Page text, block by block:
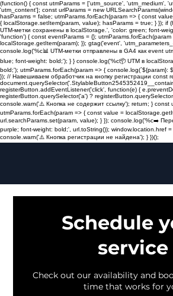
(function() { const utmParams = ['utm_source', 'utm_medium',
'utm_content']; const urlParams = new
hasParams = false; utmParams.forEach(param => { const
{ localStorage.setItem(param, value); hasParams = true; } }); if
UTM-метки сохранены в localStorage.', 'color: green; font-
'function') { const eventParams = {};
localStorage.getItem(param); }); gtag('event',
console.log('%c📊 UTM-метки отправлены в GA4 как event
blue; font-weight: bold;'); } } console.log('%c📦 UTM в
bold;'); utmParams.forEach(param => { console.log(`${param}:
}); // Навешиваем обработчик на кнопку регистрации const
registerButton.addEventListener('click', function(e) {
registerButton.querySelector('a') ?
console.warn('⚠️ Кнопка не содержит ссылку'); return; } const
utmParams.forEach(param => { const value =
url.searchParams.set(param, value); } }); console.log('%c➡️
purple; font-weight: bold;', url.toString()); window.location.href
console.warn('⚠️ Кнопка регистрации не найдена'); } })();
Schedule
service
Check out our availability and
time that works for